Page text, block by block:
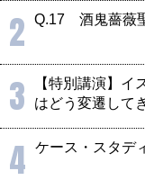
2 Q.17 酒鬼薔薇
3
【特別講演】イ
はどう変遷して
4 ケース・スタデ